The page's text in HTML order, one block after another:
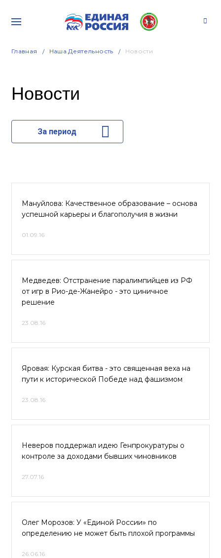
Главная Наша Деятельность Новости
Новости
За период
Мануйлова: Качественное образование – основа
успешной карьеры и благополучия в жизни
01.09.16
Медведев: Отстранение паралимпийцев из РФ
от игр в Рио-де-Жанейро - это циничное
решение
23.08.16
Яровая: Курская битва - это священная веха на
пути к исторической Победе над фашизмом
23.08.16
Неверов поддержал идею Генпрокуратуры о
контроле за доходами бывших чиновников
27.07.16
Олег Морозов: У «Единой России» по
определению не может быть плохой программы
26.06.16